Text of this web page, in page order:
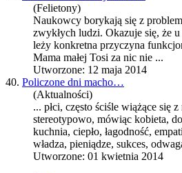
(Felietony)
Naukowcy borykają się z
zwykłych ludzi. Okazuje się, że u
leży konkretna przyczyna
Mama małej Tosi za nic nie ...
Utworzone: 12 maja 2014
40. Policzone dni macho…
(Aktualności)
... płci, często ściśle wiążące się
stereotypowo, mówiąc kobieta,
kuchnia, ciepło, łagodność,
władza, pieniądze, sukces,
Utworzone: 01 kwietnia 2014